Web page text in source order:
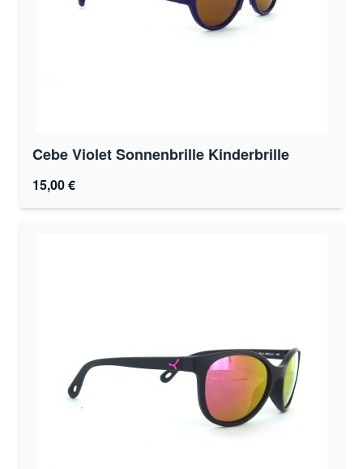
Cebe Violet Sonnenbrille Kinderbrille
15,00 €